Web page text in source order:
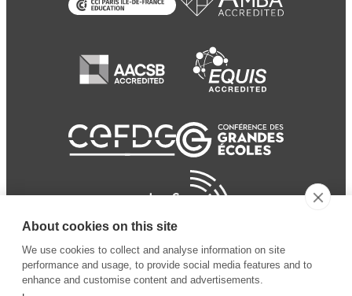
About cookies on this site
We use cookies to collect and analyse information on site
performance and usage, to provide social media features and to
enhance and customise content and advertisements.